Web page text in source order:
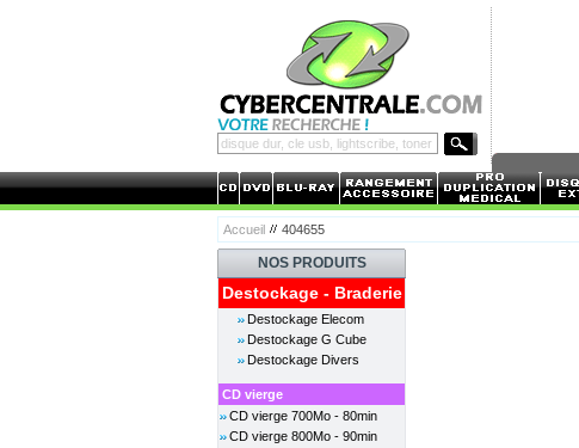
Accueil 404655
NOS PRODUITS
Destockage - Braderie
Destockage Elecom
Destockage G Cube
Destockage Divers
CD vierge
CD vierge 700Mo - 80min
CD vierge 800Mo - 90min